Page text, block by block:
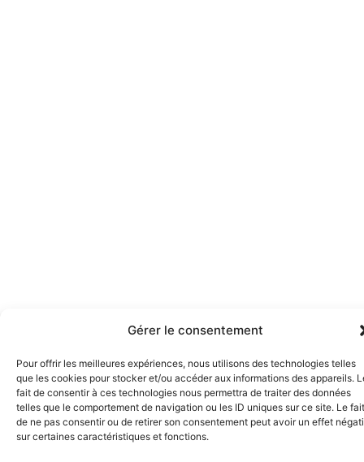
Gérer le consentement
Pour offrir les meilleures expériences, nous utilisons des technologies telles
que les cookies pour stocker et/ou accéder aux informations des appareils.
fait de consentir à ces technologies nous permettra de traiter des données
telles que le comportement de navigation ou les ID uniques sur ce site. Le fait
de ne pas consentir ou de retirer son consentement peut avoir un effet
sur certaines caractéristiques et fonctions.